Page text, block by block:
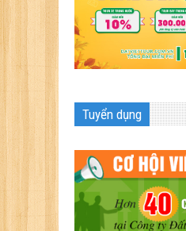
Tuyển dụng